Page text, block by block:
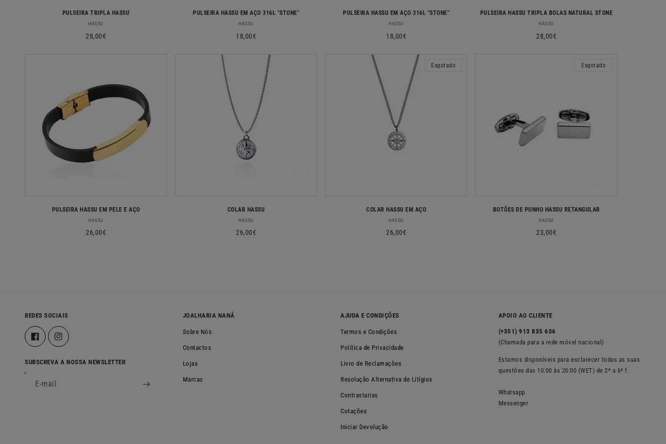
PULSEIRA TRIPLA HASSU
Fornecedor:
HASSU
Preço
28,00€
PULSEIRA HASSU EM AÇO 316L "STONE"
Fornecedor:
HASSU
Preço
18,00€
PULSEIRA HASSU EM AÇO 316L "STONE"
Fornecedor:
HASSU
Preço
18,00€
PULSEIRA HASSU TRIPLA BOLAS NATURAL STONE
Fornecedor:
HASSU
Preço
28,00€
PULSEIRA HASSU EM PELE E AÇO
Fornecedor:
HASSU
Preço
26,00€
COLAR HASSU
Fornecedor:
HASSU
Preço
26,00€
Esgotado
COLAR HASSU EM AÇO
Fornecedor:
HASSU
Preço
26,00€
Esgotado
BOTÕES DE PUNHO HASSU RETANGULAR
Fornecedor:
HASSU
Preço
23,00€
REDES SOCIAIS
FacebookInstagram
SUBSCREVA A NOSSA NEWSLETTER
E-mail
JOALHARIA NANÁ
Sobre Nós
Contactos
Lojas
Marcas
AJUDA E CONDIÇÕES
Termos e Condições
Política de Privacidade
Livro de Reclamações
Resolução Alternativa de Litígios
Contrastarias
Cotações
Iniciar Devolução
APOIO AO CLIENTE
(+351) 913 835 636
(Chamada para a rede móvel nacional)
Estamos disponíveis para esclarecer todas as suas
questões das 10:00 às 20:00 (WET) de 2ª a 6ª f.
Whatsapp
Messenger